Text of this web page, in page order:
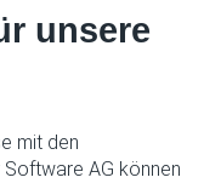
unsere
mit den
AG können